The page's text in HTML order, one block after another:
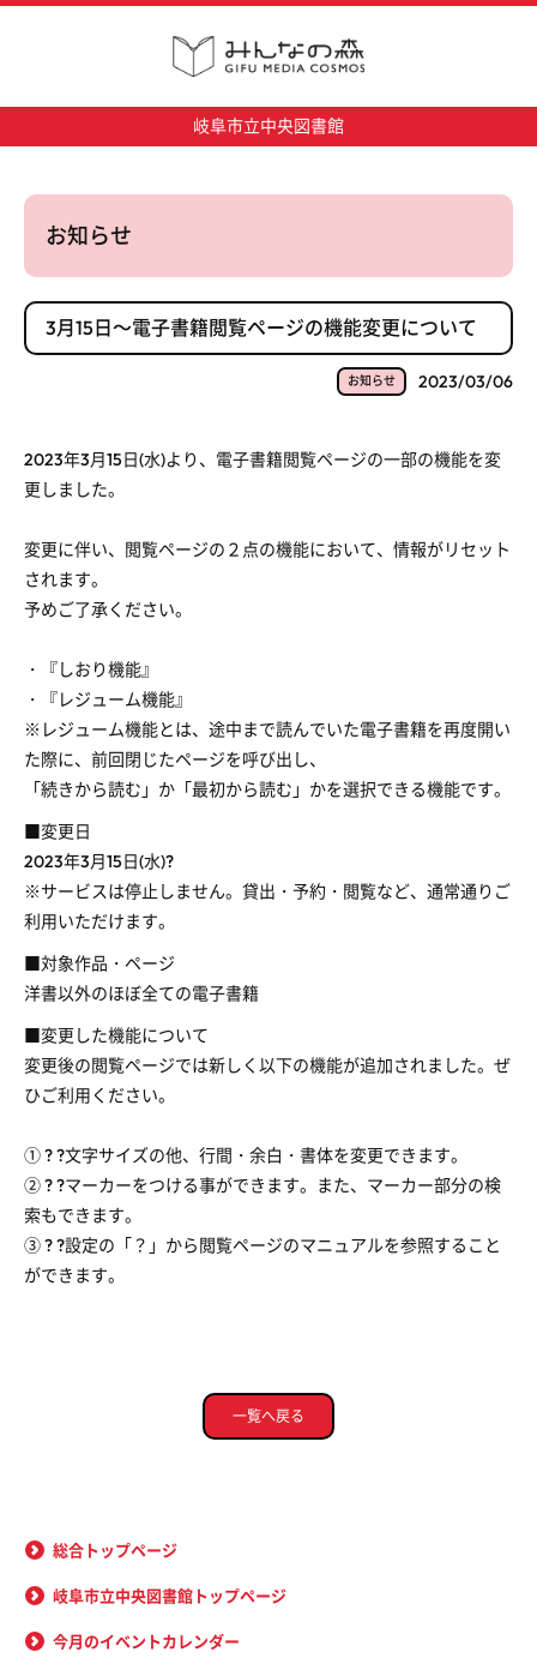
岐阜市立中央図書館
お知らせ
3月15日～電子書籍閲覧ページの機能変更について
お知らせ 2023/03/06
2023年3月15日(水)より、電子書籍閲覧ページの一部の機能を変
更しました。
変更に伴い、閲覧ページの２点の機能において、情報がリセット
されます。
予めご了承ください。
・『しおり機能』
・『レジューム機能』
※レジューム機能とは、途中まで読んでいた電子書籍を再度開い
た際に、前回閉じたページを呼び出し、
「続きから読む」か「最初から読む」かを選択できる機能です。
■変更日
2023年3月15日(水)?
※サービスは停止しません。貸出・予約・閲覧など、通常通りご
利用いただけます。
■対象作品・ページ
洋書以外のほぼ全ての電子書籍
■変更した機能について
変更後の閲覧ページでは新しく以下の機能が追加されました。ぜ
ひご利用ください。
① ? ?文字サイズの他、行間・余白・書体を変更できます。
② ? ?マーカーをつける事ができます。また、マーカー部分の検
索もできます。
③ ? ?設定の「？」から閲覧ページのマニュアルを参照すること
ができます。
一覧へ戻る
総合トップページ
岐阜市立中央図書館トップページ
今月のイベントカレンダー